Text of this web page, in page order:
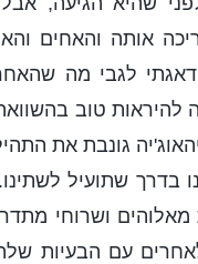
אותה והאחים
דאגתי לגבי מה
טוב
גונבת את
בדרך שתועיל
ושרוחי
עם הבעיות